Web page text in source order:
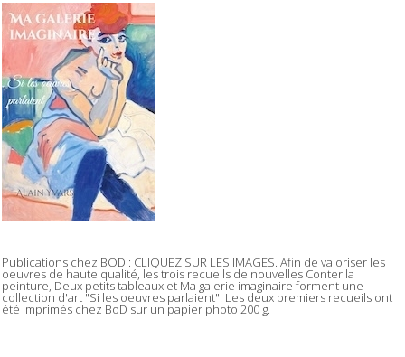
Publications chez BOD : CLIQUEZ SUR LES IMAGES. Afin de valoriser les
oeuvres de haute qualité, les trois recueils de nouvelles Conter la
peinture, Deux petits tableaux et Ma galerie imaginaire forment une
collection d'art "Si les oeuvres parlaient". Les deux premiers recueils ont
été imprimés chez BoD sur un papier photo 200 g.